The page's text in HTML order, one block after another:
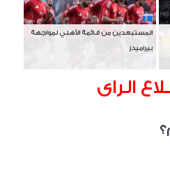
المستبعدين من قائمة الأهلي لمواجهة
بيراميدز
الراى